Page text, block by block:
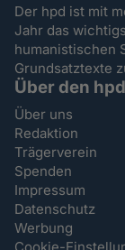
Der hpd ist mit
Jahr das
humanistischen
Grundsatztexte
Über den hpd
Über uns
Redaktion
Trägerverein
Spenden
Impressum
Datenschutz
Werbung